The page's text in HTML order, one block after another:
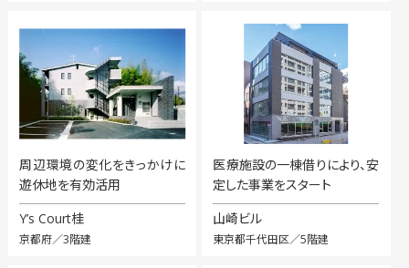
周辺環境の変化をきっかけに
遊休地を有効活用
Y’s Court桂
京都府／3階建
医療施設の一棟借りにより、安
定した事業をスタート
山崎ビル
東京都千代田区／5階建